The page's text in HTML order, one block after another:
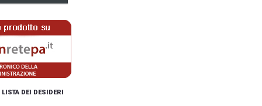
DEI DESIDERI